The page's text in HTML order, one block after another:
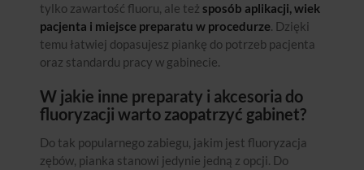
tylko zawartość fluoru, ale też sposób aplikacji, wiek
pacjenta i miejsce preparatu w procedurze. Dzięki
temu łatwiej dopasujesz piankę do potrzeb pacjenta
oraz standardu pracy w gabinecie.
W jakie inne preparaty i akcesoria do
fluoryzacji warto zaopatrzyć gabinet?
Do tak popularnego zabiegu, jakim jest fluoryzacja
zębów, pianka stanowi jedynie jedną z opcji. Do